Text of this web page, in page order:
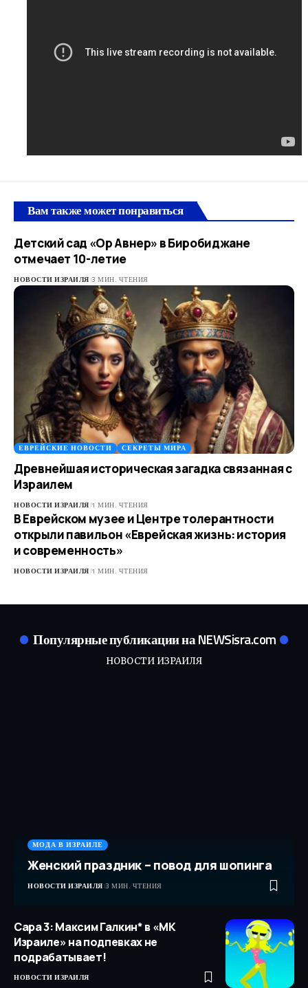
Вам также может понравиться
Детский сад «Ор Авнер» в Биробиджане
отмечает 10-летие
НОВОСТИ ИЗРАИЛЯ 3 МИН. ЧТЕНИЯ
ЕВРЕЙСКИЕ НОВОСТИ СЕКРЕТЫ МИРА
Древнейшая историческая загадка связанная с
Израилем
НОВОСТИ ИЗРАИЛЯ 1 МИН. ЧТЕНИЯ
В Еврейском музее и Центре толерантности
открыли павильон «Еврейская жизнь: история
и современность»
НОВОСТИ ИЗРАИЛЯ 1 МИН. ЧТЕНИЯ
Популярные публикации на NEWSisra.com
НОВОСТИ ИЗРАИЛЯ
МОДА В ИЗРАИЛЕ
Женский праздник – повод для шопинга
НОВОСТИ ИЗРАИЛЯ 3 МИН. ЧТЕНИЯ
Сара 3: Максим Галкин* в «МК
Израиле» на подпевках не
подрабатывает!
НОВОСТИ ИЗРАИЛЯ